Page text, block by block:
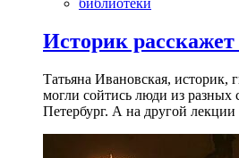
библиотеки
Историк
Татьяна Ивановская, историк,
могли сойтись люди из разных
Петербург. А на другой